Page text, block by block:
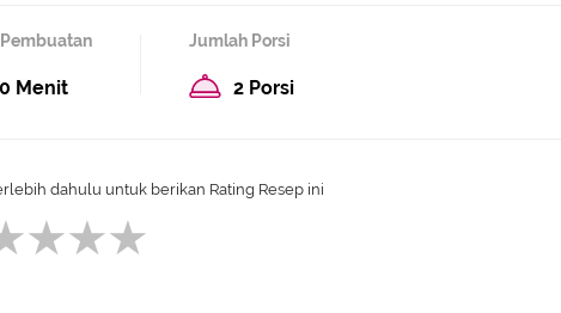
Menit
Jumlah Porsi
2 Porsi
dahulu untuk berikan Rating Resep ini